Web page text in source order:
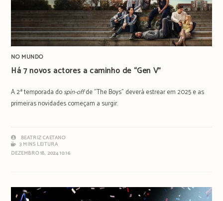
NO MUNDO
Há 7 novos actores a caminho de “Gen V”
A 2ª temporada dospin-offde "The Boys" deverá estrear em 2025 e as
primeiras novidades começam a surgir.
BEATRIZ CAETANO
3 MINS LEITURA
DEZEMBRO 18, 2024 10:16